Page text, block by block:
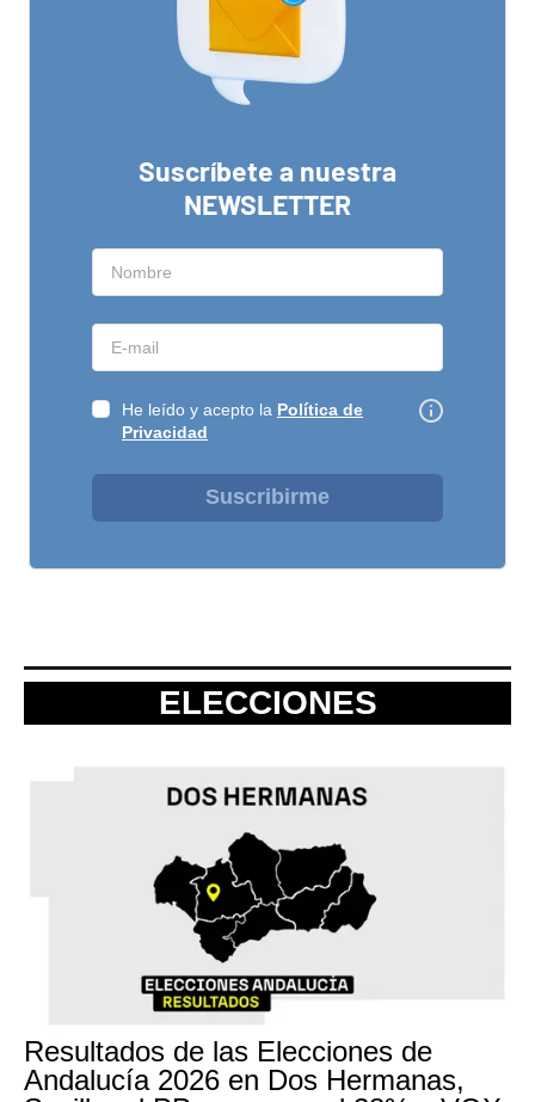
Suscríbete a nuestra
NEWSLETTER
He leído y acepto la Política de
Privacidad
Suscribirme
ELECCIONES
Resultados de las Elecciones de
Andalucía 2026 en Dos Hermanas,